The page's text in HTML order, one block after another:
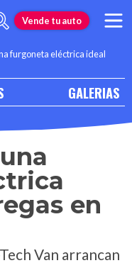
Vende tu auto
furgoneta eléctrica ideal
GALERIAS
en
Van arrancan